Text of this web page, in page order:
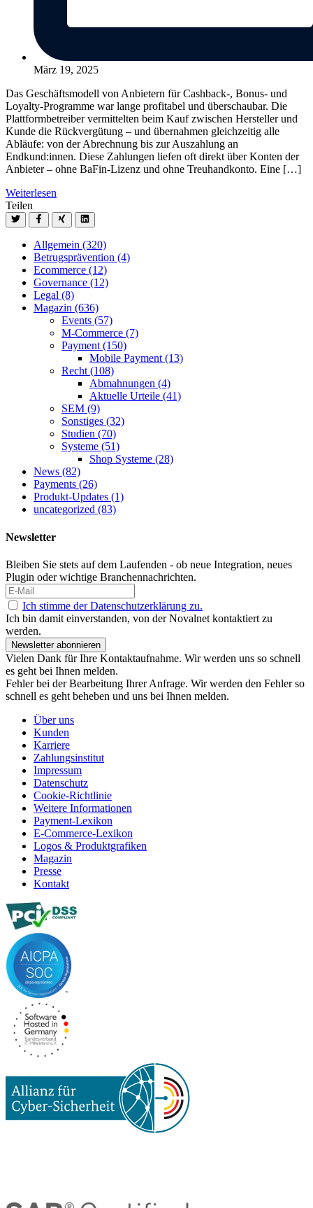
März 19, 2025
Das Geschäftsmodell von Anbietern für Cashback-, Bonus- und
Loyalty-Programme war lange profitabel und überschaubar. Die
Plattformbetreiber vermittelten beim Kauf zwischen Hersteller und
Kunde die Rückvergütung – und übernahmen gleichzeitig alle
Abläufe: von der Abrechnung bis zur Auszahlung an
Endkund:innen. Diese Zahlungen liefen oft direkt über Konten der
Anbieter – ohne BaFin-Lizenz und ohne Treuhandkonto. Eine […]
Weiterlesen
Teilen
Allgemein (320)
Betrugsprävention (4)
Ecommerce (12)
Governance (12)
Legal (8)
Magazin (636)
Events (57)
M-Commerce (7)
Payment (150)
Mobile Payment (13)
Recht (108)
Abmahnungen (4)
Aktuelle Urteile (41)
SEM (9)
Sonstiges (32)
Studien (70)
Systeme (51)
Shop Systeme (28)
News (82)
Payments (26)
Produkt-Updates (1)
uncategorized (83)
Newsletter
Bleiben Sie stets auf dem Laufenden - ob neue Integration, neues
Plugin oder wichtige Branchennachrichten.
Ich stimme der Datenschutzerklärung zu.
Ich bin damit einverstanden, von der Novalnet kontaktiert zu
werden.
Newsletter abonnieren
Vielen Dank für Ihre Kontaktaufnahme. Wir werden uns so schnell
es geht bei Ihnen melden.
Fehler bei der Bearbeitung Ihrer Anfrage. Wir werden den Fehler so
schnell es geht beheben und uns bei Ihnen melden.
Über uns
Kunden
Karriere
Zahlungsinstitut
Impressum
Datenschutz
Cookie-Richtlinie
Weitere Informationen
Payment-Lexikon
E-Commerce-Lexikon
Logos & Produktgrafiken
Magazin
Presse
Kontakt